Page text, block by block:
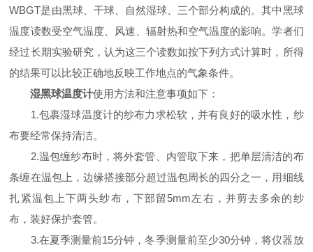
WBGT是由黑球、干球、自然湿球、三个部分构成的。其中黑球
温度读数受空气温度、风速、辐射热和空气温度的影响。学者们
经过长期实验研究，认为这三个读数如按下列方式计算时，所得
的结果可以比较正确地反映工作地点的气象条件。
湿黑球温度计使用方法和注意事项如下：
1.包裹湿球温度计的纱布力求松软，并有良好的吸水性，纱
布要经常保持清洁。
2.温包缠纱布时，将外套管、内管取下来，把单层清洁的布
条缠在温包上，边缘搭接部分超过温包周长的四分之一，用细线
扎紧温包上下两头纱布，下部留5mm左右，并剪去多余的纱
布，装好保护套管。
3.在夏季测量前15分钟，冬季测量前至少30分钟，将仪器放